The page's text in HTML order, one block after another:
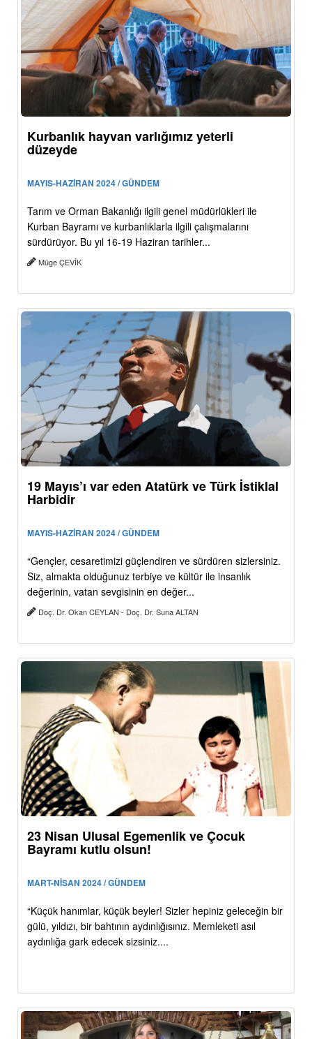
Kurbanlık hayvan varlığımız yeterli
düzeyde
MAYIS-HAZİRAN 2024 / GÜNDEM
Tarım ve Orman Bakanlığı ilgili genel müdürlükleri ile
Kurban Bayramı ve kurbanlıklarla ilgili çalışmalarını
sürdürüyor. Bu yıl 16-19 Haziran tarihler...
Müge ÇEVİK
19 Mayıs’ı var eden Atatürk ve Türk İstiklal
Harbidir
MAYIS-HAZİRAN 2024 / GÜNDEM
“Gençler, cesaretimizi güçlendiren ve sürdüren sizlersiniz.
Siz, almakta olduğunuz terbiye ve kültür ile insanlık
değerinin, vatan sevgisinin en değer...
Doç. Dr. Okan CEYLAN - Doç. Dr. Suna ALTAN
23 Nisan Ulusal Egemenlik ve Çocuk
Bayramı kutlu olsun!
MART-NİSAN 2024 / GÜNDEM
“Küçük hanımlar, küçük beyler! Sizler hepiniz geleceğin bir
gülü, yıldızı, bir bahtının aydınlığısınız. Memleketi asıl
aydınlığa gark edecek sizsiniz....